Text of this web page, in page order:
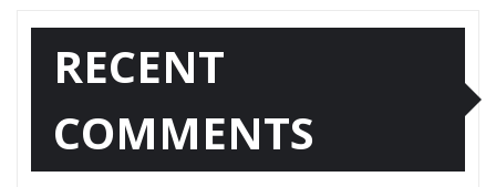
RECENT
COMMENTS